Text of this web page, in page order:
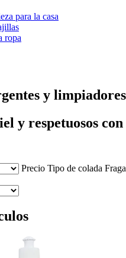
para la casa
ropa
y limpiadores
y respetuosos
Precio Tipo de colada